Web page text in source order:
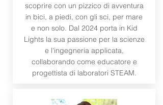
scoprire con un pizzico di avventura
in bici, a piedi, con gli sci, per mare
e non solo. Dal 2024 porta in Kid
Lights la sua passione per la scienze
e l'ingegneria applicata,
collaborando come educatore e
progettista di laboratori STEAM.